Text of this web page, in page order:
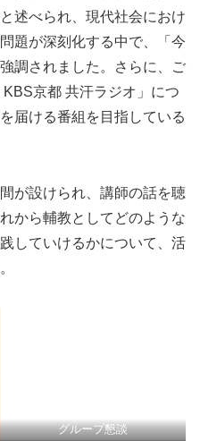
述べられ、現代社会におけ
題が深刻化する中で、「今
調されました。さらに、ご
京都 共汗ラジオ」につ
届ける番組を目指している
が設けられ、講師の話を聴
から輔教としてどのような
していけるかについて、活
グループ懇談